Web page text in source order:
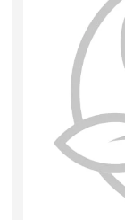
Игрушки мягкие
Сухоцветы